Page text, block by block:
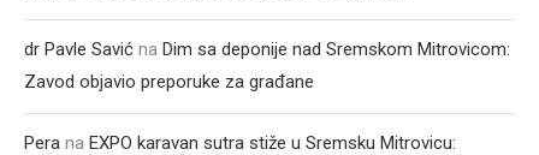
dr Pavle Savić na Dim sa deponije nad Sremskom Mitrovicom:
Zavod objavio preporuke za građane
Pera na EXPO karavan sutra stiže u Sremsku Mitrovicu: